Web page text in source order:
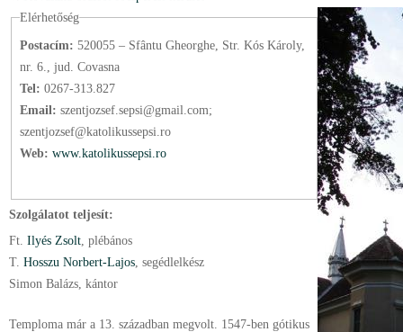
Elérhetőség
Postacím: 520055 – Sfântu Gheorghe, Str. Kós Károly,
nr. 6., jud. Covasna
Tel: 0267-313.827
Email: szentjozsef.sepsi@gmail.com;
szentjozsef@katolikussepsi.ro
Web: www.katolikussepsi.ro
Szolgálatot teljesít:
Ft. Ilyés Zsolt , plébános
T. Hosszu Norbert-Lajos , segédlelkész
Simon Balázs, kántor
Temploma már a 13. században megvolt. 1547-ben gótikus